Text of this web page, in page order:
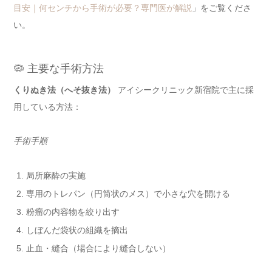
目安｜何センチから手術が必要？専門医が解説 」をご覧くださ
い。
🦠 主要な手術方法
くりぬき法（へそ抜き法）
アイシークリニック新宿院で主に採
用している方法：
手術手順
局所麻酔の実施
専用のトレパン（円筒状のメス）で小さな穴を開ける
粉瘤の内容物を絞り出す
しぼんだ袋状の組織を摘出
止血・縫合（場合により縫合しない）